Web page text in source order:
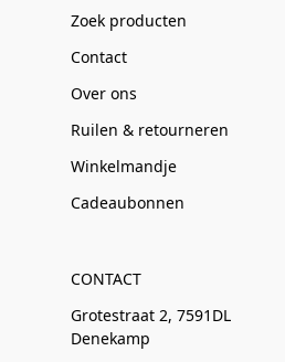
Zoek producten
Contact
Over ons
Ruilen & retourneren
Winkelmandje
Cadeaubonnen
CONTACT
Grotestraat 2, 7591DL
Denekamp